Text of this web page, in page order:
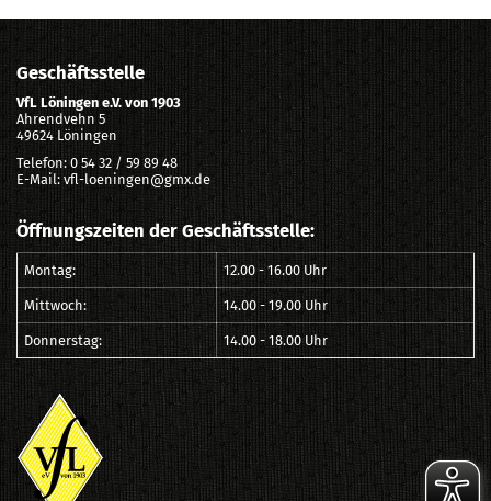
Geschäftsstelle
VfL Löningen e.V. von 1903
Ahrendvehn 5
49624 Löningen
Telefon: 0 54 32 / 59 89 48
E-Mail: vfl-loeningen@gmx.de
Öffnungszeiten der Geschäftsstelle:
Montag: 12.00 - 16.00 Uhr
Mittwoch: 14.00 - 19.00 Uhr
Donnerstag: 14.00 - 18.00 Uhr